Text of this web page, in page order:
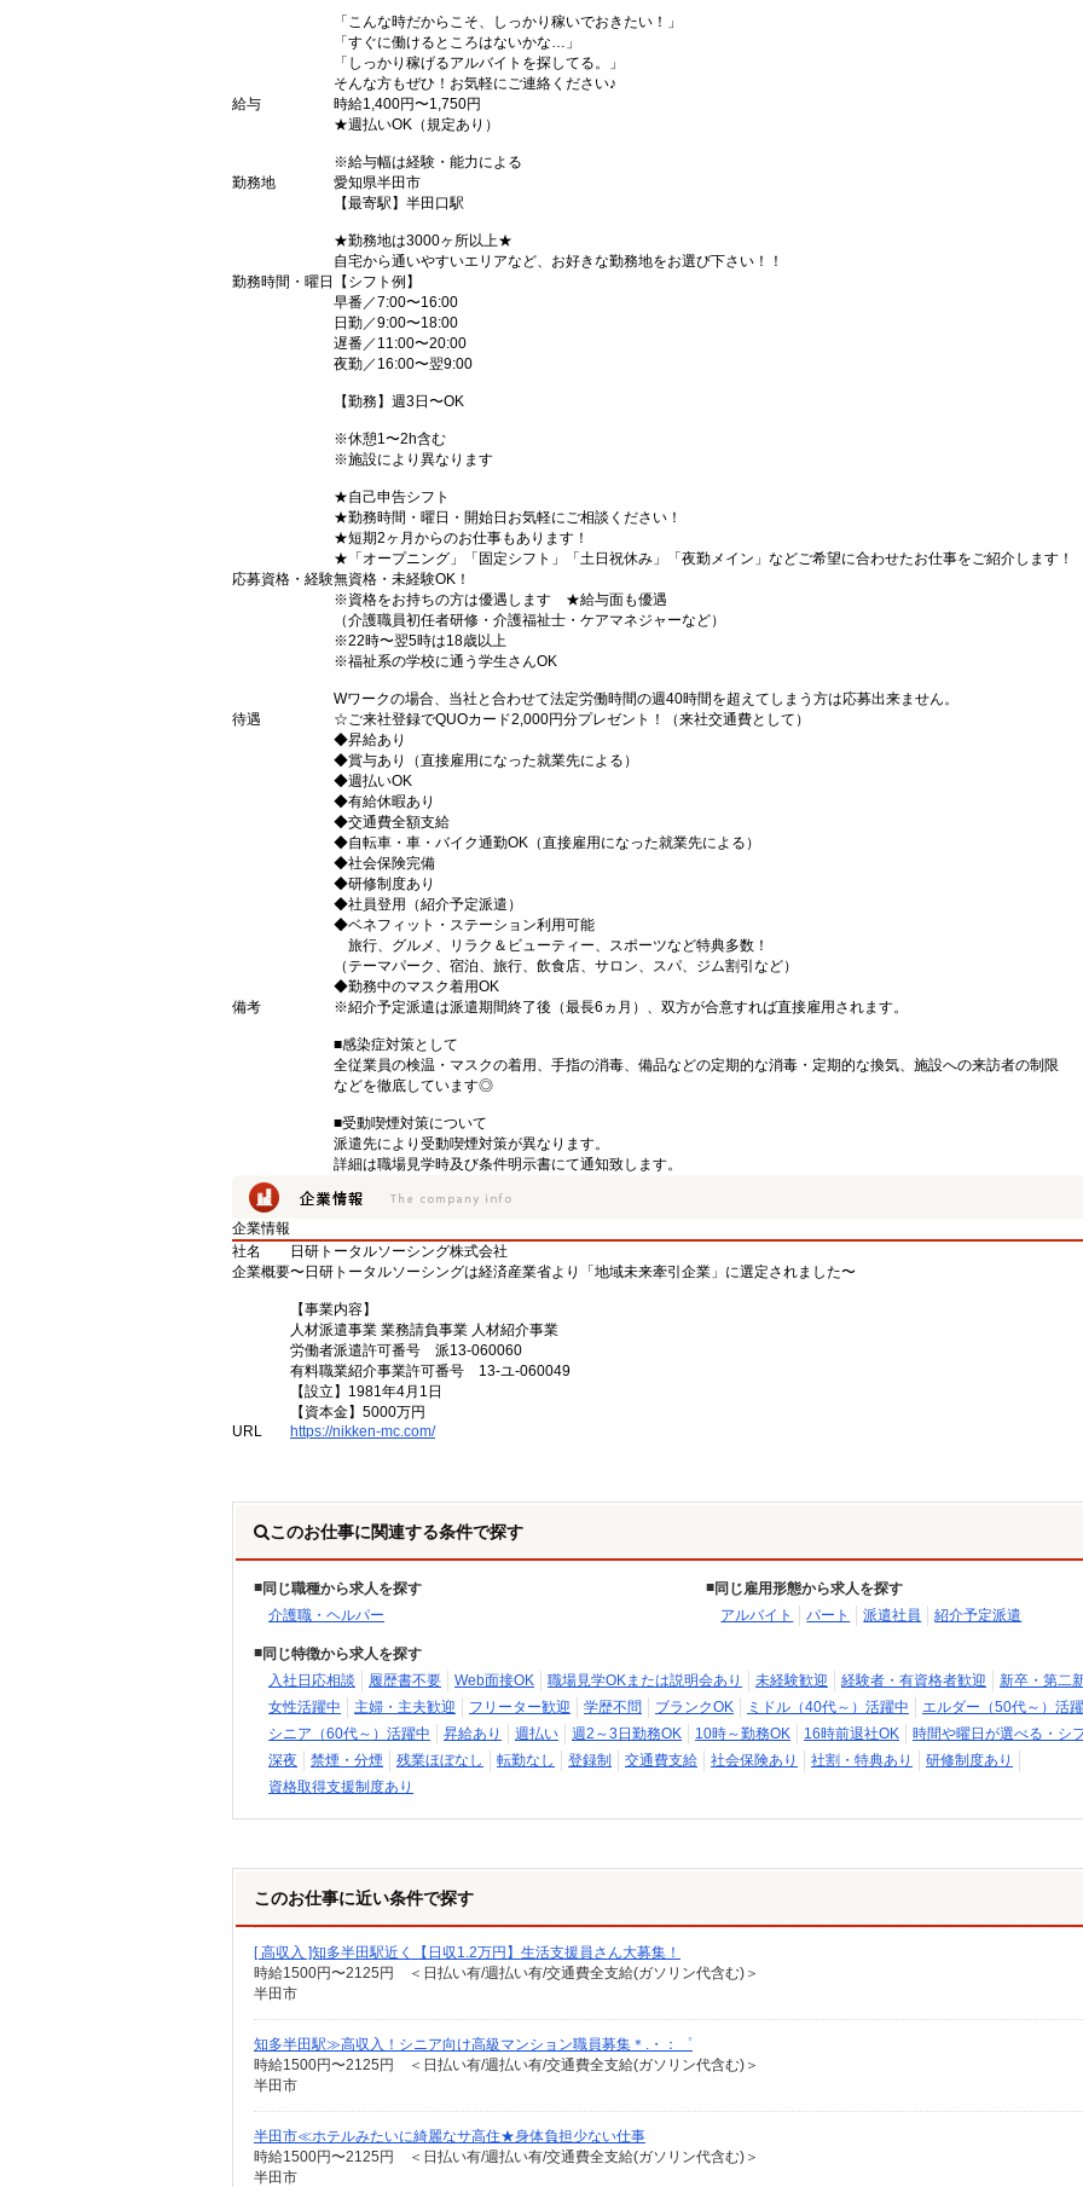
「こんな時だからこそ、しっかり稼いでおきたい！」
「すぐに働けるところはないかな…」
「しっかり稼げるアルバイトを探してる。」
そんな方もぜひ！お気軽にご連絡ください♪
給与
時給1,400円〜1,750円
★週払いOK（規定あり）
※給与幅は経験・能力による
勤務地
愛知県半田市
【最寄駅】半田口駅
★勤務地は3000ヶ所以上★
自宅から通いやすいエリアなど、お好きな勤務地をお選び下さい！！
勤務時間・曜日
【シフト例】
早番／7:00〜16:00
日勤／9:00〜18:00
遅番／11:00〜20:00
夜勤／16:00〜翌9:00
【勤務】週3日〜OK
※休憩1〜2h含む
※施設により異なります
★自己申告シフト
★勤務時間・曜日・開始日お気軽にご相談ください！
★短期2ヶ月からのお仕事もあります！
★「オープニング」「固定シフト」「土日祝休み」「夜勤メイン」などご希望に合わせたお仕事をご紹介します！
応募資格・経験無資格・未経験OK！
※資格をお持ちの方は優遇します ★給与面も優遇
（介護職員初任者研修・介護福祉士・ケアマネジャーなど）
※22時〜翌5時は18歳以上
※福祉系の学校に通う学生さんOK
Wワークの場合、当社と合わせて法定労働時間の週40時間を超えてしまう方は応募出来ません。
待遇
☆ご来社登録でQUOカード2,000円分プレゼント！（来社交通費として）
◆昇給あり
◆賞与あり（直接雇用になった就業先による）
◆週払いOK
◆有給休暇あり
◆交通費全額支給
◆自転車・車・バイク通勤OK（直接雇用になった就業先による）
◆社会保険完備
◆研修制度あり
◆社員登用（紹介予定派遣）
◆ベネフィット・ステーション利用可能
旅行、グルメ、リラク＆ビューティー、スポーツなど特典多数！
（テーマパーク、宿泊、旅行、飲食店、サロン、スパ、ジム割引など）
◆勤務中のマスク着用OK
備考
※紹介予定派遣は派遣期間終了後（最長6ヵ月）、双方が合意すれば直接雇用されます。
■感染症対策として
全従業員の検温・マスクの着用、手指の消毒、備品などの定期的な消毒・定期的な換気、施設への来訪者の制限
などを徹底しています◎
■受動喫煙対策について
派遣先により受動喫煙対策が異なります。
詳細は職場見学時及び条件明示書にて通知致します。
企業情報
社名
日研トータルソーシング株式会社
企業概要〜日研トータルソーシングは経済産業省より「地域未来牽引企業」に選定されました〜
【事業内容】
人材派遣事業 業務請負事業 人材紹介事業
労働者派遣許可番号 派13-060060
有料職業紹介事業許可番号 13-ユ-060049
【設立】1981年4月1日
【資本金】5000万円
URL
https://nikken-mc.com/
このお仕事に関連する条件で探す
同じ職種から求人を探す
介護職・ヘルパー
同じ雇用形態から求人を探す
アルバイト
パート 派遣社員 紹介予定派遣
同じ特徴から求人を探す
入社日応相談
履歴書不要 Web面接OK 職場見学OKまたは説明会あり 未経験歓迎 経験者・有資格者歓迎
新卒・第二
女性活躍中
主婦・主夫歓迎 フリーター歓迎 学歴不問 ブランクOK ミドル（40代～）活躍中
エルダー（50代～）活
シニア（60代～）活躍中
昇給あり 週払い 週2～3日勤務OK 10時～勤務OK 16時前退社OK
時間や曜日が選べる・シ
深夜
禁煙・分煙 残業ほぼなし 転勤なし 登録制 交通費支給 社会保険あり 社割・特典あり
研修制度あり
資格取得支援制度あり
このお仕事に近い条件で探す
[ 高収入 ]知多半田駅近く【日収1.2万円】生活支援員さん大募集！
時給1500円〜2125円 ＜日払い有/週払い有/交通費全支給(ガソリン代含む)＞
半田市
知多半田駅≫高収入！シニア向け高級マンション職員募集＊.・：゜
時給1500円〜2125円 ＜日払い有/週払い有/交通費全支給(ガソリン代含む)＞
半田市
半田市≪ホテルみたいに綺麗なサ高住★身体負担少ない仕事
時給1500円〜2125円 ＜日払い有/週払い有/交通費全支給(ガソリン代含む)＞
半田市